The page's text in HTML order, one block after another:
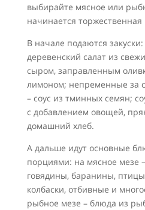
выбирайте мясное или
начинается
В начале подаются
деревенский салат из
сыром, заправленным
лимоном; непременные за
– соус из тминных семян;
с добавлением овощей,
домашний хлеб.
А дальше идут основные
порциями: на мясное мезе
говядины, баранины,
колбаски, отбивные и
рыбное мезе – блюда из